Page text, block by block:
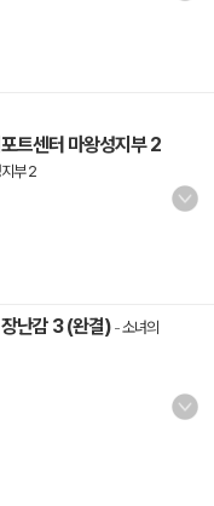
트센터 마왕성지부 2
부 2
난감 3 (완결) -소녀의